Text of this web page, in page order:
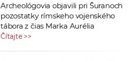
Archeológovia objavili pri Šuranoch
pozostatky rímskeho vojenského
tábora z čias Marka Aurélia
Čítajte >>